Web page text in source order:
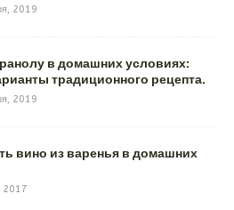
2019
в домашних условиях:
традиционного рецепта.
2019
вино из варенья в домашних
2017